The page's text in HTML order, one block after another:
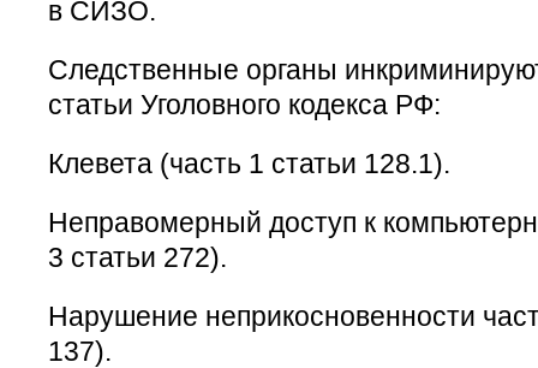
в СИЗО.
Следственные органы
статьи Уголовного кодекса РФ:
Клевета (часть 1 статьи 128.1).
Неправомерный доступ к
3 статьи 272).
Нарушение неприкосновенности
137).